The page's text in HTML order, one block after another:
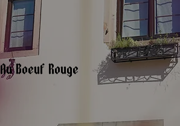
Au Boeuf Rouge